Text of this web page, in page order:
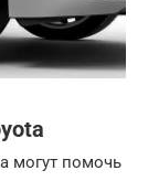
могут помочь